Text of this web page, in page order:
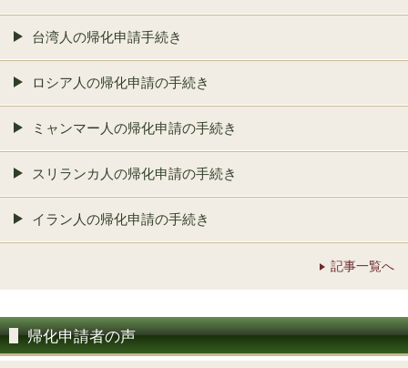
台湾人の帰化申請手続き
ロシア人の帰化申請の手続き
ミャンマー人の帰化申請の手続き
スリランカ人の帰化申請の手続き
イラン人の帰化申請の手続き
記事一覧へ
帰化申請者の声